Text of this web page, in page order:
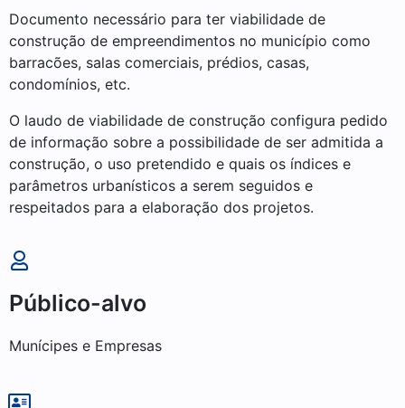
Documento necessário para ter viabilidade de
construção de empreendimentos no município como
barracões, salas comerciais, prédios, casas,
condomínios, etc.
O laudo de viabilidade de construção configura pedido
de informação sobre a possibilidade de ser admitida a
construção, o uso pretendido e quais os índices e
parâmetros urbanísticos a serem seguidos e
respeitados para a elaboração dos projetos.
Público-alvo
Munícipes e Empresas